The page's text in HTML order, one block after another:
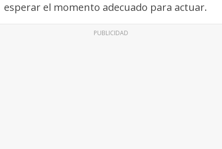
esperar el momento adecuado para actuar.
PUBLICIDAD